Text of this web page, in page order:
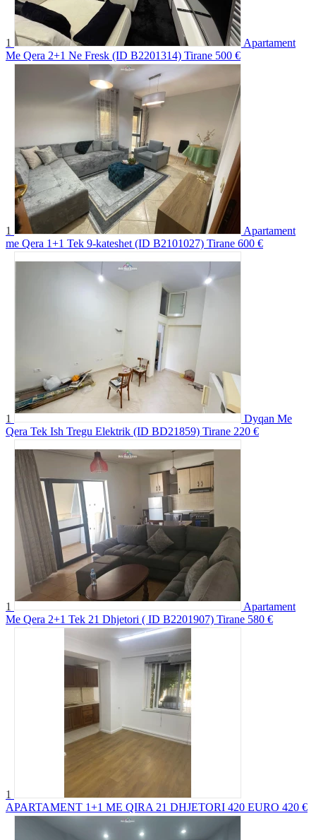
1
Apartament
Me Qera 2+1 Ne Fresk (ID B2201314) Tirane 500 €
1
Apartament
me Qera 1+1 Tek 9-kateshet (ID B2101027) Tirane 600 €
1
Dyqan Me
Qera Tek Ish Tregu Elektrik (ID BD21859) Tirane 220 €
1
Apartament
Me Qera 2+1 Tek 21 Dhjetori ( ID B2201907) Tirane 580 €
1
APARTAMENT 1+1 ME QIRA 21 DHJETORI 420 EURO 420 €